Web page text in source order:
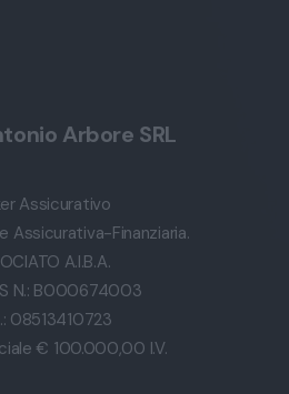
Arbore SRL
Assicurativo
Assicurativa-Finanziaria.
A.I.B.A.
N.: B000674003
08513410723
€ 100.000,00 I.V.